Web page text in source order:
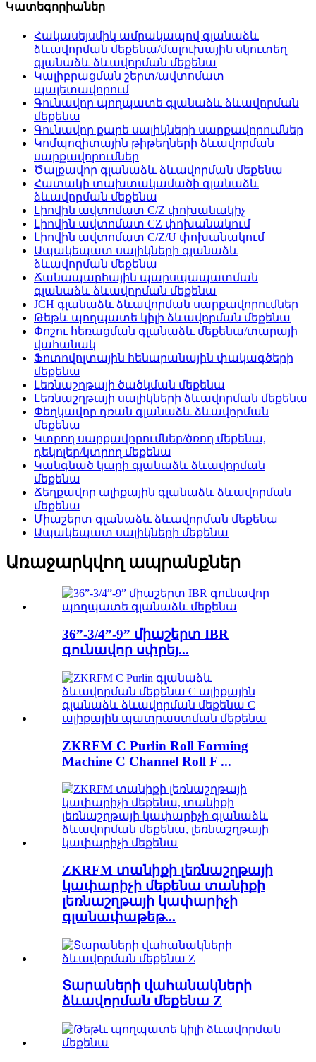
Կատեգորիաներ
Հակասեյսմիկ ամրակապով գլանաձև
ձևավորման մեքենա/մալուխային սկուտեղ
գլանաձև ձևավորման մեքենա
Կալիբրացման շերտ/ավտոմատ
պալետավորում
Գունավոր պողպատե գլանաձև ձևավորման
մեքենա
Գունավոր քարե սալիկների սարքավորումներ
Կոմպոզիտային թիթեղների ձևավորման
սարքավորումներ
Ծալքավոր գլանաձև ձևավորման մեքենա
Հատակի տախտակամածի գլանաձև
ձևավորման մեքենա
Լիովին ավտոմատ C/Z փոխանակիչ
Լիովին ավտոմատ CZ փոխանակում
Լիովին ավտոմատ C/Z/U փոխանակում
Ապակեպատ սալիկների գլանաձև
ձևավորման մեքենա
Ճանապարհային պարսպապատման
գլանաձև ձևավորման մեքենա
JCH գլանաձև ձևավորման սարքավորումներ
Թեթև պողպատե կիլի ձևավորման մեքենա
Փոշու հեռացման գլանաձև մեքենա/տարայի
վահանակ
Ֆոտովոլտային հենարանային փակագծերի
մեքենա
Լեռնաշղթայի ծածկման մեքենա
Լեռնաշղթայի սալիկների ձևավորման մեքենա
Փեղկավոր դռան գլանաձև ձևավորման
մեքենա
Կտրող սարքավորումներ/ծռող մեքենա,
դեկոլեր/կտրող մեքենա
Կանգնած կարի գլանաձև ձևավորման
մեքենա
Ճեղքավոր ալիքային գլանաձև ձևավորման
մեքենա
Միաշերտ գլանաձև ձևավորման մեքենա
Ապակեպատ սալիկների մեքենա
Առաջարկվող ապրանքներ
36”-3/4”-9” միաշերտ IBR
գունավոր սփրեյ...
ZKRFM C Purlin Roll Forming
Machine C Channel Roll F ...
ZKRFM տանիքի լեռնաշղթայի
կափարիչի մեքենա տանիքի
լեռնաշղթայի կափարիչի
գլանափաթեթ...
Տարաների վահանակների
ձևավորման մեքենա Z